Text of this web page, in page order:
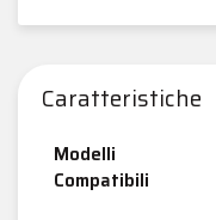
Caratteristiche
Modelli
Compatibili